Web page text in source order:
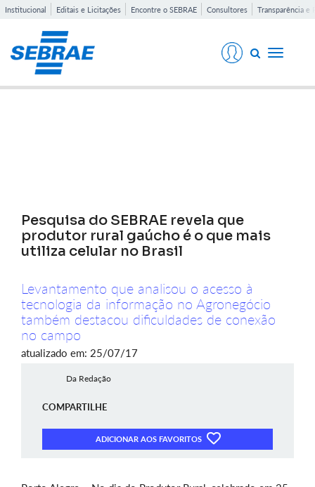
Institucional Editais e Licitações Encontre o SEBRAE Consultores Transparência e
Toggle
Pesquisa do SEBRAE revela que
produtor rural gaúcho é o que mais
utiliza celular no Brasil
Levantamento que analisou o acesso à
tecnologia da informação no Agronegócio
também destacou dificuldades de conexão
no campo
atualizado em: 25/07/17
Da Redação
COMPARTILHE
ADICIONAR AOS FAVORITOS